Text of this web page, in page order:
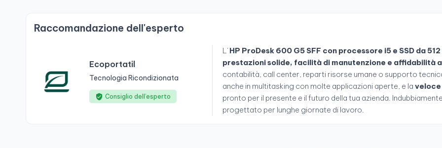
Raccomandazione dell'esperto
Ecoportatil
Tecnologia Ricondizionata
Consiglio dell’esperto
L' HP ProDesk 600 G5 SFF con processore i5 e SSD da 512
prestazioni solide, facilità di manutenzione e affidabilità
contabilità, call center, reparti risorse umane o supporto
anche in multitasking con molte applicazioni aperte, e la veloce
pronto per il presente e il futuro della tua azienda.
progettato per lunghe giornate di lavoro.